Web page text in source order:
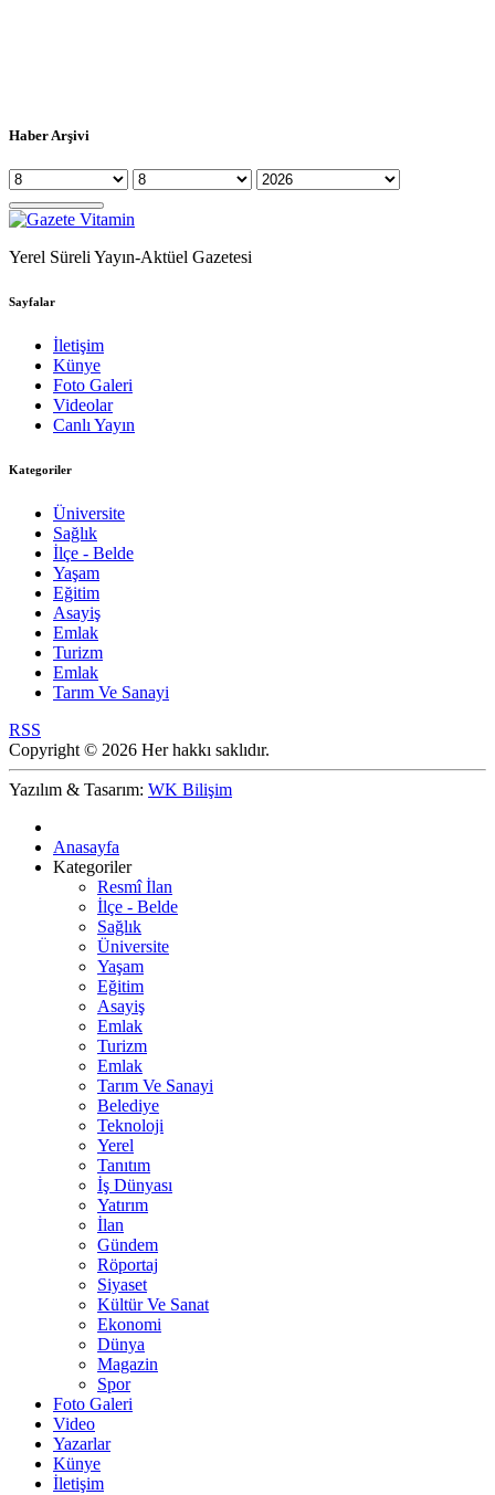
Haber Arşivi
Yerel Süreli Yayın-Aktüel Gazetesi
Sayfalar
İletişim
Künye
Foto Galeri
Videolar
Canlı Yayın
Kategoriler
Üniversite
Sağlık
İlçe - Belde
Yaşam
Eğitim
Asayiş
Emlak
Turizm
Emlak
Tarım Ve Sanayi
RSS
Copyright © 2026 Her hakkı saklıdır.
Yazılım & Tasarım: WK Bilişim
Anasayfa
Kategoriler
Resmî İlan
İlçe - Belde
Sağlık
Üniversite
Yaşam
Eğitim
Asayiş
Emlak
Turizm
Emlak
Tarım Ve Sanayi
Belediye
Teknoloji
Yerel
Tanıtım
İş Dünyası
Yatırım
İlan
Gündem
Röportaj
Siyaset
Kültür Ve Sanat
Ekonomi
Dünya
Magazin
Spor
Foto Galeri
Video
Yazarlar
Künye
İletişim